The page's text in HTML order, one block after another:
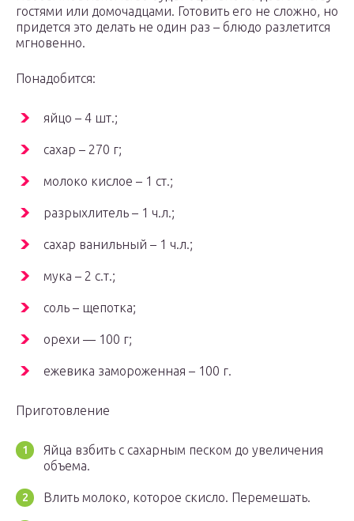
гостями или домочадцами. Готовить его не сложно, но
придется это делать не один раз – блюдо разлетится
мгновенно.
Понадобится:
яйцо – 4 шт.;
сахар – 270 г;
молоко кислое – 1 ст.;
разрыхлитель – 1 ч.л.;
сахар ванильный – 1 ч.л.;
мука – 2 с.т.;
соль – щепотка;
орехи — 100 г;
ежевика замороженная – 100 г.
Приготовление
Яйца взбить с сахарным песком до увеличения
объема.
Влить молоко, которое скисло. Перемешать.